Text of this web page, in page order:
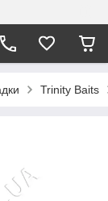
Trinity Baits